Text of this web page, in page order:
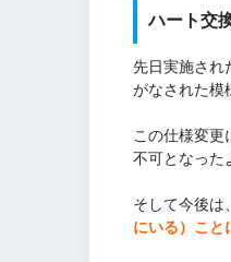
ハート交
先日実施され
がなされた模
この仕様変
不可となった
そして今後は
にいる）こと